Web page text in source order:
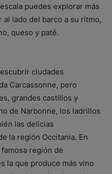
puedes explorar más
lado del barco a su ritmo,
queso y paté.
ciudades
Carcassonne, pero
grandes castillos y
de Narbonne, los ladrillos
las delicias
la región Occitania. En
región de
la que produce más vino